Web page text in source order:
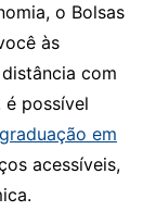
o Bolsas
às
com
é possível
em
acessíveis,